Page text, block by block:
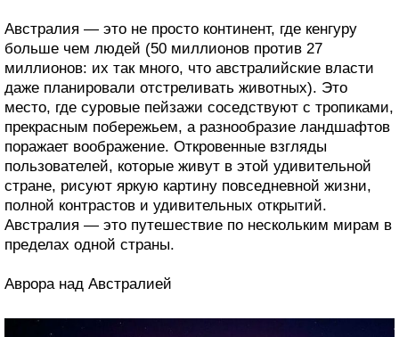
Австралия — это не просто континент, где кенгуру
больше чем людей (50 миллионов против 27
миллионов: их так много, что австралийские власти
даже планировали отстреливать животных). Это
место, где суровые пейзажи соседствуют с тропиками,
прекрасным побережьем, а разнообразие ландшафтов
поражает воображение. Откровенные взгляды
пользователей, которые живут в этой удивительной
стране, рисуют яркую картину повседневной жизни,
полной контрастов и удивительных открытий.
Австралия — это путешествие по нескольким мирам в
пределах одной страны.
Аврора над Австралией